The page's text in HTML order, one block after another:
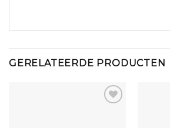
GERELATEERDE PRODUCTEN